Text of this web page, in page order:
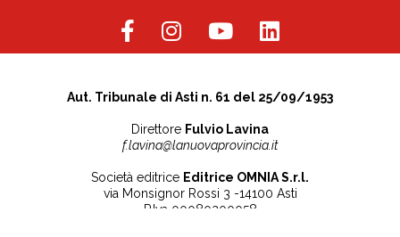
Aut. Tribunale di Asti n. 61 del 25/09/1953
Direttore Fulvio Lavina
f.lavina@lanuovaprovincia.it
Società editrice Editrice OMNIA S.r.l.
via Monsignor Rossi 3 -14100 Asti
P.Iva 00080200058